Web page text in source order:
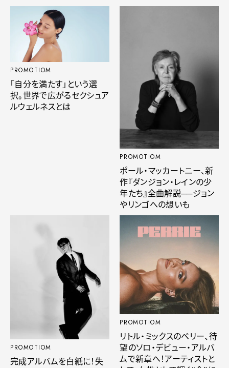
PROMOTIOM
「自分を満たす」という選
択。世界で広がるセクシュア
ルウェルネスとは
PROMOTIOM
ポール・マッカートニー、新
作『ダンジョン・レインの少
年たち』全曲解説──ジョン
やリンゴへの想いも
PROMOTIOM
完成アルバムを白紙に！失
PROMOTIOM
リトル・ミックスのペリー、待
望のソロ・デビュー・アルバ
ムで新章へ！アーティストと